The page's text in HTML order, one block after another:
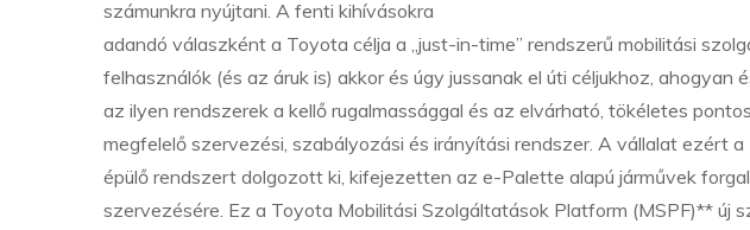
számunkra nyújtani. A fenti kihívásokra
adandó válaszként a Toyota célja a „just-in-time” rendszerű mobilitási
felhasználók (és az áruk is) akkor és úgy jussanak el úti céljukhoz, ahogyan
az ilyen rendszerek a kellő rugalmassággal és az elvárható, tökéletes
megfelelő szervezési, szabályozási és irányítási rendszer. A vállalat ezért
épülő rendszert dolgozott ki, kifejezetten az e-Palette alapú járművek
szervezésére. Ez a Toyota Mobilitási Szolgáltatások Platform (MSPF)** új